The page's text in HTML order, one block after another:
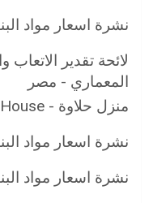
نشرة اسعار مواد البناء
لائحة تقدير
المعماري - مصر
منزل حلاوة - Halawa House
نشرة اسعار مواد البناء
نشرة اسعار مواد البناء